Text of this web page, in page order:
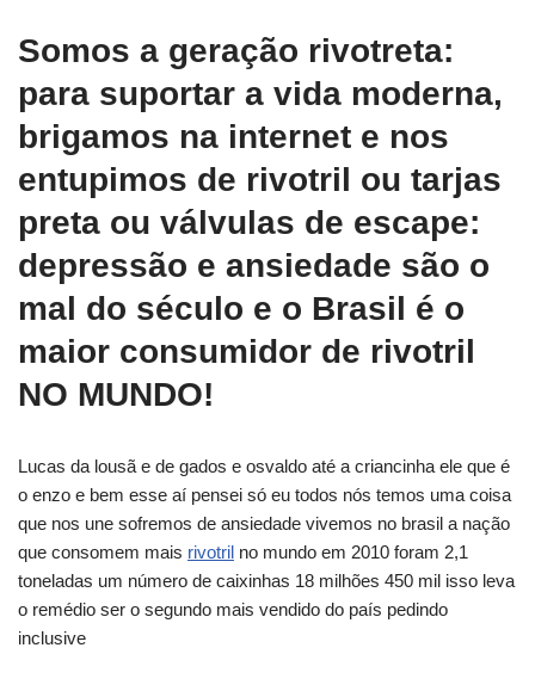
Somos a geração rivotreta:
para suportar a vida moderna,
brigamos na internet e nos
entupimos de rivotril ou tarjas
preta ou válvulas de escape:
depressão e ansiedade são o
mal do século e o Brasil é o
maior consumidor de rivotril
NO MUNDO!
Lucas da lousã e de gados e osvaldo até a criancinha ele que é
o enzo e bem esse aí pensei só eu todos nós temos uma coisa
que nos une sofremos de ansiedade vivemos no brasil a nação
que consomem mais rivotril no mundo em 2010 foram 2,1
toneladas um número de caixinhas 18 milhões 450 mil isso leva
o remédio ser o segundo mais vendido do país pedindo
inclusive